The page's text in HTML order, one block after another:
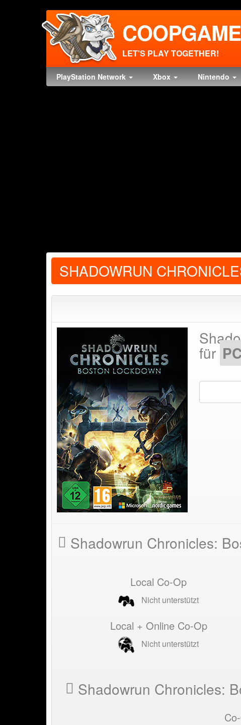
LET'S PLAY TOGETHER!
PlayStation Network Xbox Nintendo
SHADOWRUN
für PC
Shadowrun Chronicles:
Local Co-Op
Nicht unterstützt
Local + Online Co-Op
Nicht unterstützt
Shadowrun Chronicles: